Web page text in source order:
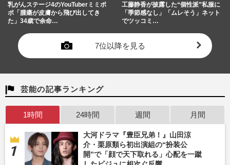
乳がんステージ4のYouTuberミミポ
ポ「腫瘍が皮膚から飛び出してき
た」34歳で余命…
工藤静香が披露した“個性派”私服に
「季節感なし」「ムレそう」ネット
でツッコミ…
7位以降を見る
芸能の記事ランキング
1時間 24時間 週間 月間
大河ドラマ『豊臣兄弟！』山田涼
介・栗原類ら初出演組の“扮装公
開”で「顔で天下取れる」心配を一蹴